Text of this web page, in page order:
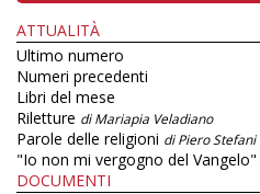
ATTUALITÀ
Ultimo numero
Numeri precedenti
Libri del mese
Riletture di Mariapia Veladiano
Parole delle religioni di Piero Stefani
"Io non mi vergogno del Vangelo"
DOCUMENTI